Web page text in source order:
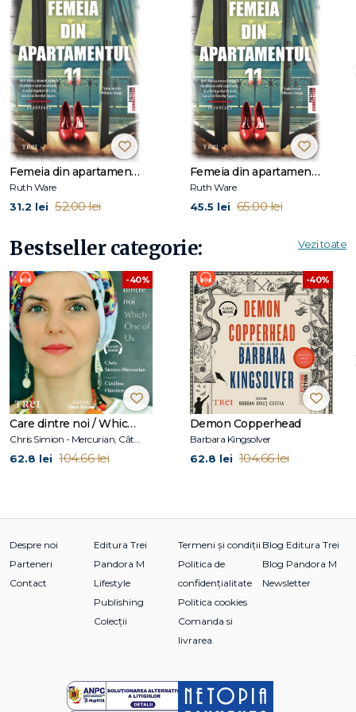
poveste (pont: FOARTE)." - Marie Claire
"Atmosfera nebuloasă și descoperirile înfiorătoare fac din
romanul lui Ruth Ware o lectură obsedantă." -
Entertainment Weekly
"Avertisment: această carte e incendiară." - The New York
Journal of Books
Femeia din apartamentul 11
Ruth Ware
31.2 lei 52.00 lei
Femeia din apartamentul 11
Ruth Ware
45.5 lei 65.00 lei
Bestseller categorie: Vezi toate
-40%
Care dintre noi / Which One of Us
62.8 lei 104.66 lei
-40%
Demon Copperhead
Barbara Kingsolver
62.8 lei 104.66 lei
Despre noi
Parteneri
Contact
Editura Trei
Pandora M
Lifestyle
Publishing
Colecții
Termeni și condiții
Politica de
confidențialitate
Politica cookies
Comanda si
livrarea
Blog Editura Trei
Blog Pandora M
Newsletter